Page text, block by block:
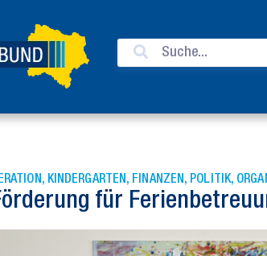
, KINDERGARTEN , FINANZEN , POLITIK,
für